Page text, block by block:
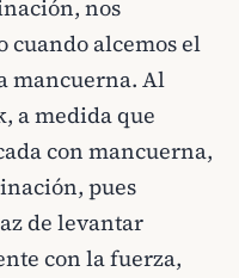
nos
cuando alcemos el
mancuerna. Al
a medida que
con mancuerna,
pues
de levantar
con la fuerza,